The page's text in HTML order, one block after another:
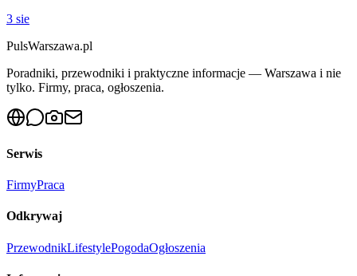
3 sie
PulsWarszawa.pl
Poradniki, przewodniki i praktyczne informacje — Warszawa i nie
tylko. Firmy, praca, ogłoszenia.
Serwis
FirmyPraca
Odkrywaj
PrzewodnikLifestylePogodaOgłoszenia